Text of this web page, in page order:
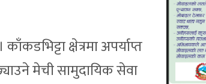
क्षेत्रमा अपर्याप्त
मेची सामुदायिक सेवा